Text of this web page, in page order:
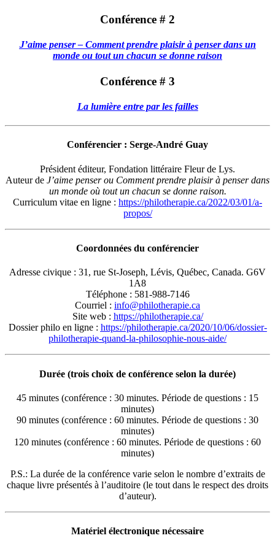
Conférence # 2
J’aime penser – Comment prendre plaisir à penser dans un
monde ou tout un chacun se donne raison
Conférence # 3
La lumière entre par les failles
Conférencier : Serge-André Guay
Président éditeur, Fondation littéraire Fleur de Lys.
Auteur de J’aime penser ou Comment prendre plaisir à penser dans
un monde où tout un chacun se donne raison.
Curriculum vitae en ligne : https://philotherapie.ca/2022/03/01/a-
propos/
Coordonnées du conférencier
Adresse civique : 31, rue St-Joseph, Lévis, Québec, Canada. G6V
1A8
Téléphone : 581-988-7146
Courriel : info@philotherapie.ca
Site web : https://philotherapie.ca/
Dossier philo en ligne : https://philotherapie.ca/2020/10/06/dossier-
philotherapie-quand-la-philosophie-nous-aide/
Durée (trois choix de conférence selon la durée)
45 minutes (conférence : 30 minutes. Période de questions : 15
minutes)
90 minutes (conférence : 60 minutes. Période de questions : 30
minutes)
120 minutes (conférence : 60 minutes. Période de questions : 60
minutes)
P.S.: La durée de la conférence varie selon le nombre d’extraits de
chaque livre présentés à l’auditoire (le tout dans le respect des droits
d’auteur).
Matériel électronique nécessaire